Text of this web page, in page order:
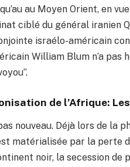
au Moyen Orient, en
ciblé du général iranien
israélo-américain
William Blum n’a pas
de l’Afrique:
nouveau. Déjà lors de la
matérialisée par la perte
noir, la secession de